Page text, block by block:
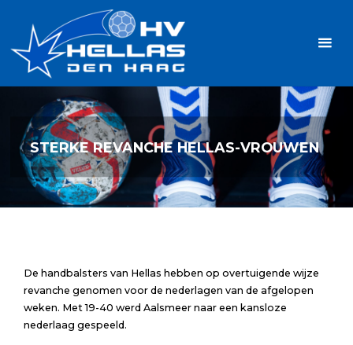
inhoud
STERKE REVANCHE HELLAS-VROUWEN
De handbalsters van Hellas hebben op overtuigende wijze
revanche genomen voor de nederlagen van de afgelopen
weken. Met 19-40 werd Aalsmeer naar een kansloze
nederlaag gespeeld.